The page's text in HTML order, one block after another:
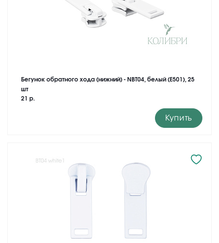
Бегунок обратного хода (нижний) - NBT04, белый (Е501), 25
шт
21 р.
Купить